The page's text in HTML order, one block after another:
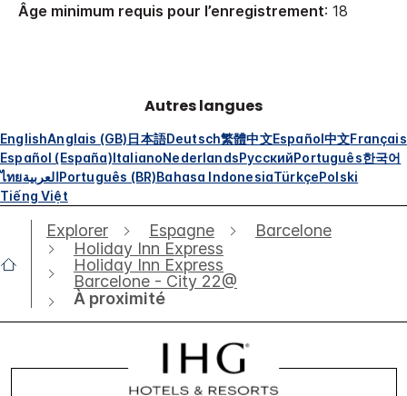
Âge minimum requis pour l’enregistrement: 18
Autres langues
EnglishAnglais (GB)日本語Deutsch繁體中文Español中文Français
Español (España)ItalianoNederlandsРусскийPortuguês한국어
ไทยالعربيةPortuguês (BR)Bahasa IndonesiaTürkçePolski
Tiếng Việt
Explorer Espagne
Barcelone
Holiday Inn Express
Holiday Inn Express
Barcelone - City 22@
À proximité